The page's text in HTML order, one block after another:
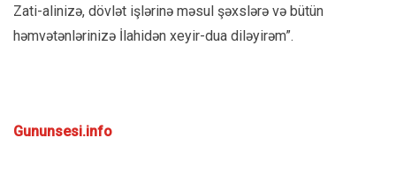
Zati-alinizə, dövlət işlərinə məsul şəxslərə və bütün
həmvətənlərinizə İlahidən xeyir-dua diləyirəm”.
Gununsesi.info